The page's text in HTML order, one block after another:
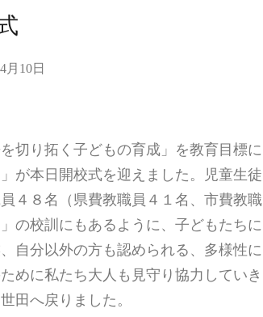
月10日
切り拓く子どもの育成」を教育目標に
が本日開校式を迎えました。児童生徒
４８名（県費教職員４１名、市費教職
校訓にもあるように、子どもたちに
自分以外の方も認められる、多様性に
めに私たち大人も見守り協力していき
田へ戻りました。